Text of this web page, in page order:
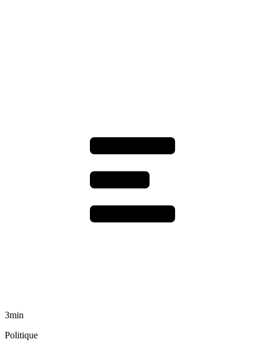
3min
Politique